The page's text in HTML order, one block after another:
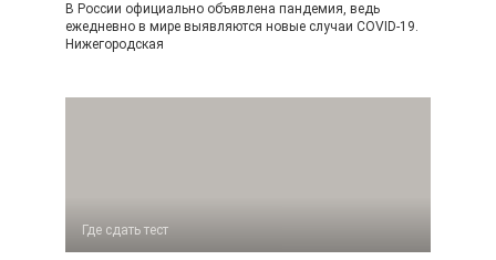
В России официально объявлена пандемия, ведь
ежедневно в мире выявляются новые случаи COVID-19.
Нижегородская
Где сдать тест